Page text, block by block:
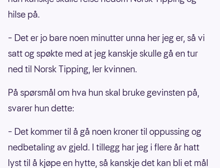
hilse på.
– Det er jo bare noen minutter unna her jeg er, så vi
satt og spøkte med at jeg kanskje skulle gå en tur
ned til Norsk Tipping, ler kvinnen.
På spørsmål om hva hun skal bruke gevinsten på,
svarer hun dette:
– Det kommer til å gå noen kroner til oppussing og
nedbetaling av gjeld. I tillegg har jeg i flere år hatt
lyst til å kjøpe en hytte, så kanskje det kan bli et mål